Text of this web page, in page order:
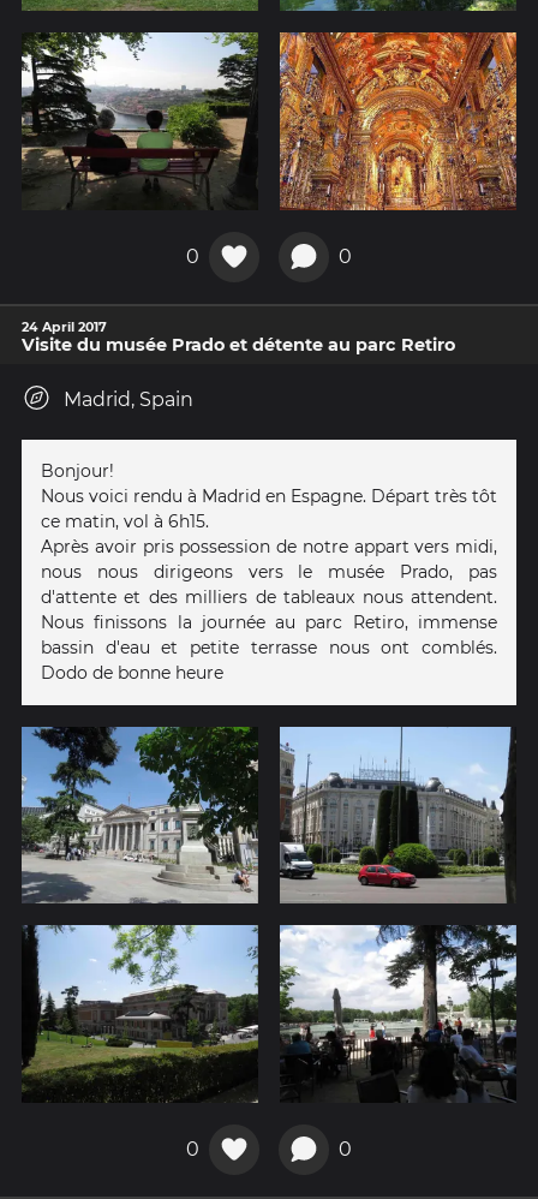
0 0
24 April 2017
Visite du musée Prado et détente au parc Retiro
Madrid, Spain
Bonjour!
Nous voici rendu à Madrid en Espagne. Départ très tôt
ce matin, vol à 6h15.
Après avoir pris possession de notre appart vers midi,
nous nous dirigeons vers le musée Prado, pas
d'attente et des milliers de tableaux nous attendent.
Nous finissons la journée au parc Retiro, immense
bassin d'eau et petite terrasse nous ont comblés.
Dodo de bonne heure
0 0